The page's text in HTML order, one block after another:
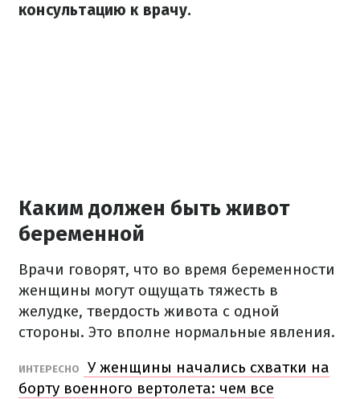
консультацию к врачу.
Каким должен быть живот
беременной
Врачи говорят, что во время беременности
женщины могут ощущать тяжесть в
желудке, твердость живота с одной
стороны. Это вполне нормальные явления.
ИНТЕРЕСНО
У женщины начались схватки на
борту военного вертолета: чем все